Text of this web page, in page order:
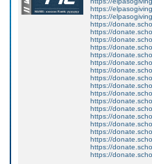
https://
https://
https://
https://
https://
https://
https://
https://
https://
https://
https://
https://
https://
https://
https://
https://
https://
https://
https://
https://